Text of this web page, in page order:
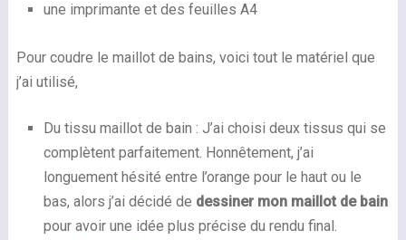
une imprimante et des feuilles A4
Pour coudre le maillot de bains, voici tout le matériel que
j’ai utilisé,
Du tissu maillot de bain : J’ai choisi deux tissus qui se
complètent parfaitement. Honnêtement, j’ai
longuement hésité entre l’orange pour le haut ou le
bas, alors j’ai décidé de dessiner mon maillot de bain
pour avoir une idée plus précise du rendu final.